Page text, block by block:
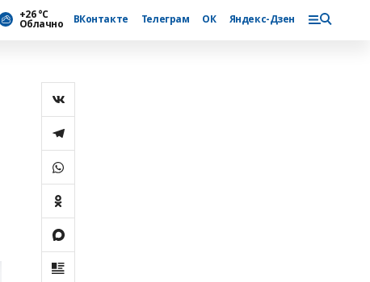
+26 °С
Облачно ВКонтакте Телеграм ОК Яндекс-Дзен